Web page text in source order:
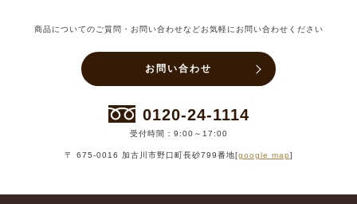
商品についてのご質問・お問い合わせなどお気軽にお問い合わせください
お問い合わせ
0120-24-1114
受付時間：9:00～17:00
〒 675-0016 加古川市野口町長砂799番地[google map]